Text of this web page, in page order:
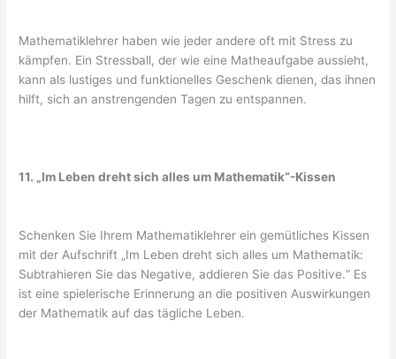
Mathematiklehrer haben wie jeder andere oft mit Stress zu
kämpfen. Ein Stressball, der wie eine Matheaufgabe aussieht,
kann als lustiges und funktionelles Geschenk dienen, das ihnen
hilft, sich an anstrengenden Tagen zu entspannen.
11. „Im Leben dreht sich alles um Mathematik“-Kissen
Schenken Sie Ihrem Mathematiklehrer ein gemütliches Kissen
mit der Aufschrift „Im Leben dreht sich alles um Mathematik:
Subtrahieren Sie das Negative, addieren Sie das Positive.“ Es
ist eine spielerische Erinnerung an die positiven Auswirkungen
der Mathematik auf das tägliche Leben.